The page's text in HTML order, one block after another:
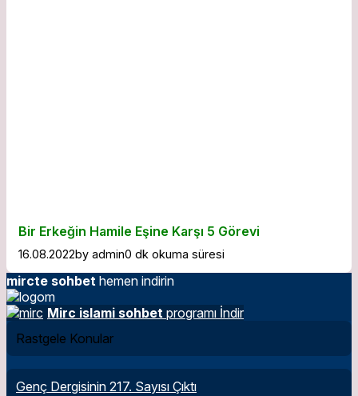
Bir Erkeğin Hamile Eşine Karşı 5 Görevi
16.08.2022by admin0 dk okuma süresi
mircte sohbet hemen indirin
Mirc islami sohbet programı İndir
Rastgele Konular
Genç Dergisinin 217. Sayısı Çıktı